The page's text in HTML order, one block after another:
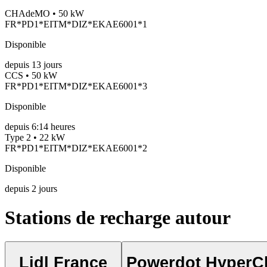
CHAdeMO • 50 kW
FR*PD1*EITM*DIZ*EKAE6001*1
Disponible
depuis 13 jours
CCS • 50 kW
FR*PD1*EITM*DIZ*EKAE6001*3
Disponible
depuis 6:14 heures
Type 2 • 22 kW
FR*PD1*EITM*DIZ*EKAE6001*2
Disponible
depuis 2 jours
Stations de recharge autour
Lidl France Powerdot